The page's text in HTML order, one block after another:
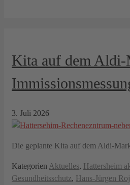
Kita auf dem Aldi-
3. Juli 2026
Die geplante Kita auf dem Aldi-
Kategorien Aktuelles, Hattersheim
Gesundheitsschutz, Hans-Jürgen